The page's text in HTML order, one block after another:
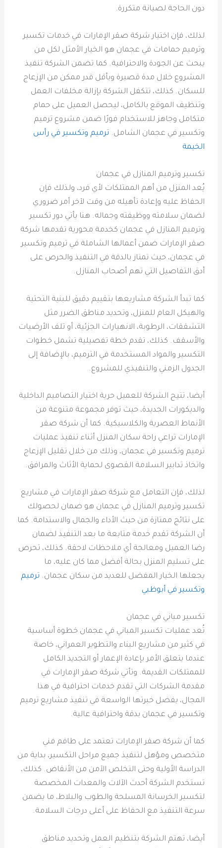
دون الحاجة لصيانة متكررة.
لذلك، فإن اختيار شركة صقر الإمارات في خدمات تكسير
وترميم حمامات في عجمان هو الخيار الأمثل لكل من
يبحث عن الجودة والاحترافية. كما تضمن الشركة تنفيذ
المشروع خلال مدة قصيرة وبأقل قدر ممكن من الإزعاج
للسكان. كذلك، تتكفل الشركة بإزالة مخلفات العمل
وتنظيف الموقع بالكامل، ليحصل العميل على حمام
متكامل وجاهز للاستخدام فورًا ضمن مشروع ترميم
وتكسير في عجمان الشامل. ترميم وتكسير في رأس
الخيمة
تكسير وترميم المنازل في عجمان
يُعد المنزل من أهم الممتلكات لأي فرد، ولذلك فإن
الحفاظ عليه وإعادة تأهيله من وقت لآخر أمر ضروري
لضمان سلامته ووظيفته وجماله. هنا يأتي دور تكسير
وترميم المنازل في عجمان كخدمة محورية تقدمها شركة
صقر الإمارات ضمن أعمالها الشاملة في ترميم وتكسير
في عجمان، حيث تمتاز بالدقة في التنفيذ والحرص على
أدق التفاصيل التي تهم أصحاب المنازل.
كما تبدأ الشركة مشاريعها بتقييم دقيق للبنية التحتية
والهيكل العام للمنزل، وتحديد مناطق الضرر مثل
التشققات، الرطوبة، الانهيارات الجزئية، أو تلف الأرضيات
والأسقف. كذلك، تقدم خطة تفصيلية تشمل خطوات
التكسير والمواد المستخدمة في الترميم، بالإضافة إلى
الجدول الزمني والتنفيذي للمشروع.
أيضا، تتيح الشركة للعميل حرية اختيار التصاميم الداخلية
والديكورات الجديدة، حيث توفر مجموعة متنوعة من
الأنماط العصرية والكلاسيكية. كما أن شركة صقر
الإمارات تراعي راحة سكان المنزل أثناء تنفيذ عمليات
ترميم وتكسير في عجمان، وذلك من خلال تقليل الإزعاج
واتخاذ تدابير السلامة القصوى لحماية الأثاث والمرافق.
لذلك، فإن التعامل مع شركة صقر الإمارات في مشاريع
تكسير وترميم المنازل في عجمان هو ضمان لحصولك
على نتائج ممتازة من حيث الأداء والجمال والاستدامة. كما
أن الشركة تقدم خدمة متابعة ما بعد التنفيذ لضمان
رضا العميل ومعالجة أي ملاحظات لاحقة. كذلك، تحرص
على تسليم المنزل بحالة أفضل مما كان عليه، ما
يجعلها الخيار المفضل للعديد من سكان عجمان. ترميم
وتكسير في أبوظبي
تكسير مباني في عجمان
تُعد عمليات تكسير المباني في عجمان خطوة أساسية
في كثير من مشاريع البناء والتطوير العمراني، خاصة
عندما يتعلق الأمر بإعادة الإعمار أو التجديد الكامل
للممتلكات القديمة. وتأتي شركة صقر الإمارات في
مقدمة الشركات التي تقدم خدمات احترافية في هذا
المجال، بفضل خبرتها الواسعة في تنفيذ مشاريع ترميم
وتكسير في عجمان بدقة واحترافية عالية.
كما أن شركة صقر الإمارات تعتمد على طاقم فني
متخصص ومؤهل لتنفيذ جميع مراحل التكسير، بداية من
الدراسة الأولية وحتى التخلص الآمن من الأنقاض. كذلك،
تستخدم الشركة أحدث الآلات والمعدات المخصصة
لتكسير الخرسانة المسلحة والطوب والبلاط، ما يضمن
سرعة التنفيذ مع الحفاظ على أعلى درجات السلامة.
أيضا، تهتم الشركة بتنظيم العمل وتحديد مناطق